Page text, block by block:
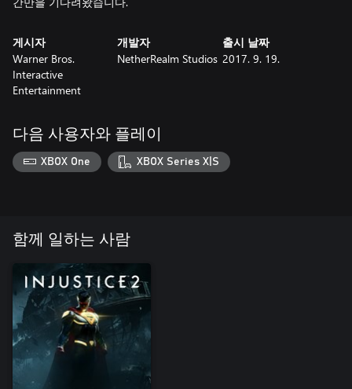
게시자
Warner Bros.
Interactive
Entertainment
개발자
NetherRealm Studios
출시 날짜
2017. 9. 19.
다음 사용자와 플레이
XBOX One XBOX Series X|S
함께 일하는 사람